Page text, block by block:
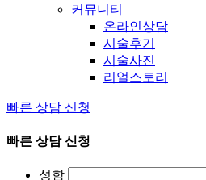
커뮤니티
온라인상담
시술후기
시술사진
리얼스토리
빠른 상담 신청
빠른 상담 신청
성함